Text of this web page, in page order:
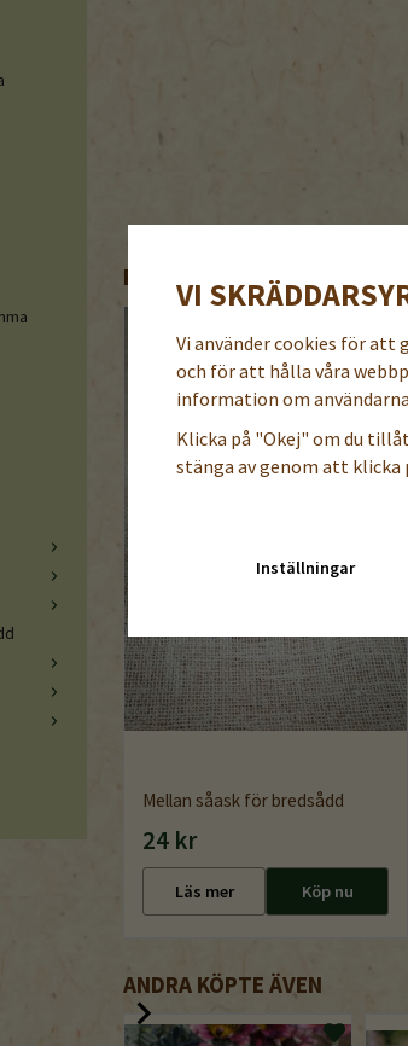
REKOMMENDERADE
Mellan såask för bredsådd
24 kr
Läs mer Köp nu
ANDRA KÖPTE ÄVEN
VI
Vi använder cookies för att
och för att hålla våra
information om
Klicka på "Okej" om du
stänga av genom att
Inställningar